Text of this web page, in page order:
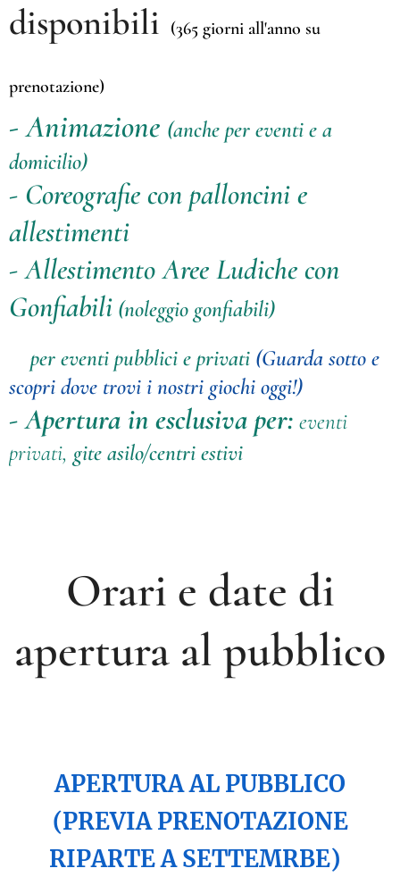
disponibili (365 giorni all'anno su
prenotazione)
- Animazione (anche per eventi e a
domicilio)
- Coreografie con palloncini e
allestimenti
- Allestimento Aree Ludiche con
Gonfiabili (noleggio gonfiabili)
per eventi pubblici e privati (Guarda sotto e
scopri dove trovi i nostri giochi oggi!)
- Apertura in esclusiva per: eventi
privati, gite asilo/centri estivi
Orari e date di
apertura al pubblico
APERTURA AL PUBBLICO
(PREVIA PRENOTAZIONE
RIPARTE A SETTEMRBE)